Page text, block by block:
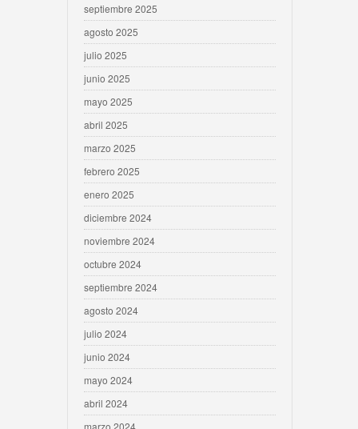
septiembre 2025
agosto 2025
julio 2025
junio 2025
mayo 2025
abril 2025
marzo 2025
febrero 2025
enero 2025
diciembre 2024
noviembre 2024
octubre 2024
septiembre 2024
agosto 2024
julio 2024
junio 2024
mayo 2024
abril 2024
marzo 2024